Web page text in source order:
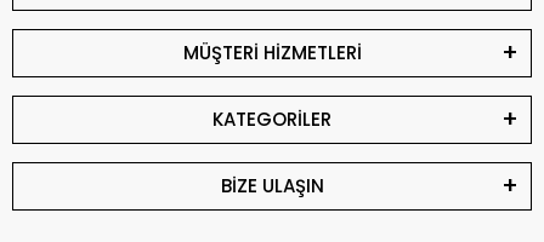
MÜŞTERİ HİZMETLERİ
KATEGORİLER
BİZE ULAŞIN